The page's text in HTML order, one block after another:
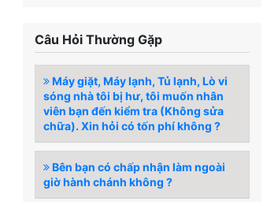
Câu Hỏi Thường Gặp
Máy giặt, Máy lạnh, Tủ lạnh, Lò vi
sóng nhà tôi bị hư, tôi muốn nhân
viên bạn đến kiểm tra (Không sửa
chữa). Xin hỏi có tốn phí không ?
Bên bạn có chấp nhận làm ngoài
giờ hành chánh không ?